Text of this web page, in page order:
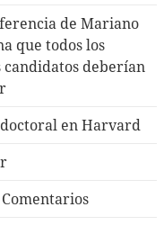
de Mariano
que todos los
candidatos deberían
en Harvard